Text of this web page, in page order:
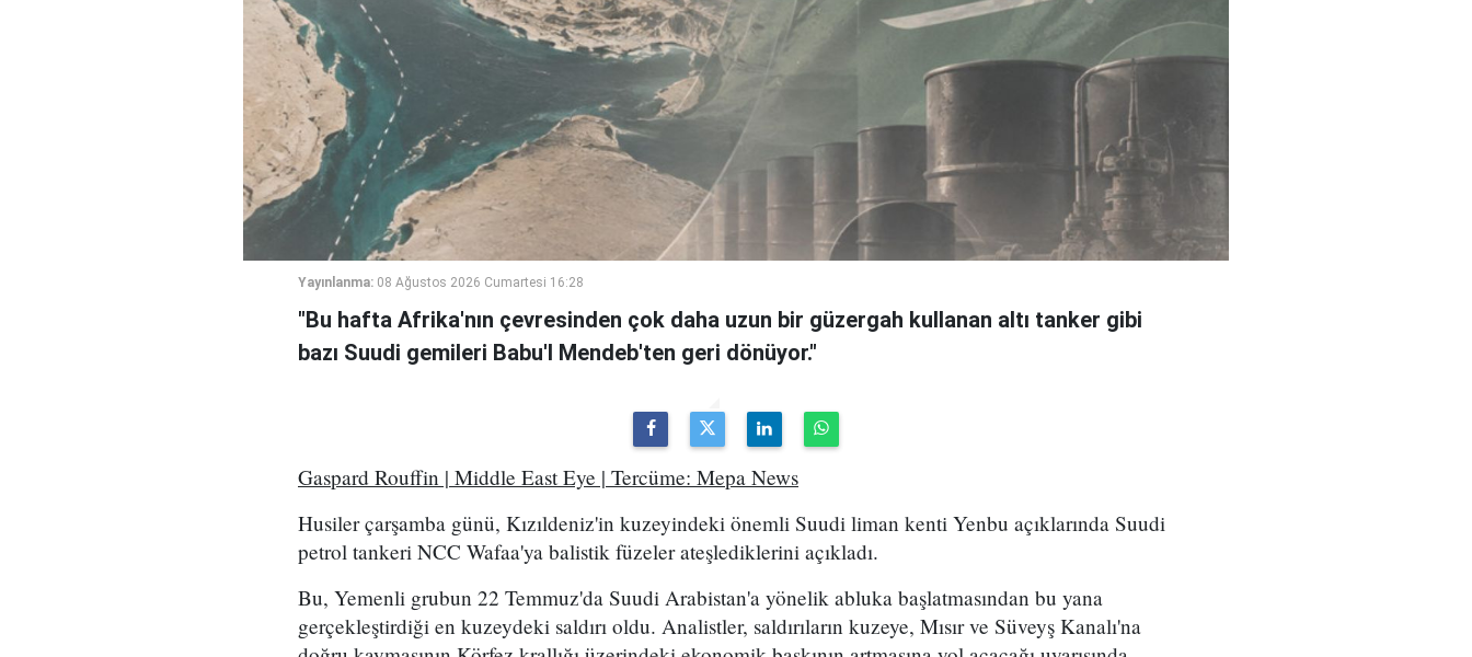
Yayınlanma: 08 Ağustos 2026 Cumartesi 16:28
"Bu hafta Afrika'nın çevresinden çok daha uzun bir güzergah kullanan altı tanker gibi
bazı Suudi gemileri Babu'l Mendeb'ten geri dönüyor."
Gaspard Rouffin | Middle East Eye | Tercüme: Mepa News
Husiler çarşamba günü, Kızıldeniz'in kuzeyindeki önemli Suudi liman kenti Yenbu açıklarında Suudi
petrol tankeri NCC Wafaa'ya balistik füzeler ateşlediklerini açıkladı.
Bu, Yemenli grubun 22 Temmuz'da Suudi Arabistan'a yönelik abluka başlatmasından bu yana
gerçekleştirdiği en kuzeydeki saldırı oldu. Analistler, saldırıların kuzeye, Mısır ve Süveyş Kanalı'na